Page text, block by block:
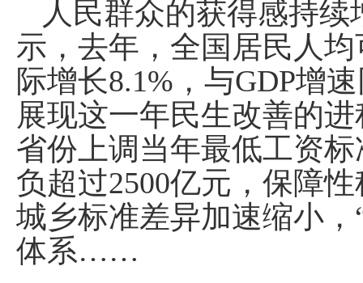
人民群众的获得感持
示，去年，全国居民人
际增长8.1%，与GDP增
展现这一年民生改善的
省份上调当年最低工资
负超过2500亿元，保障
城乡标准差异加速缩小
体系……